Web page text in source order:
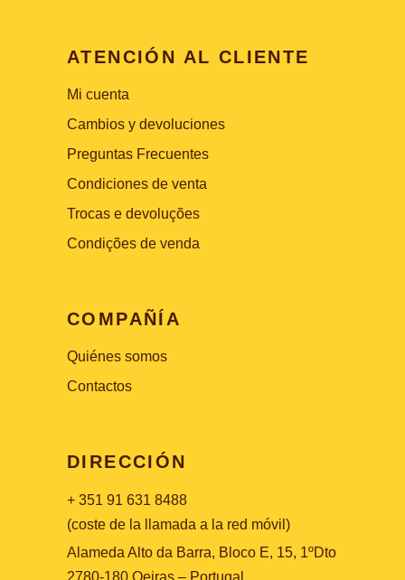
ATENCIÓN AL CLIENTE
Mi cuenta
Cambios y devoluciones
Preguntas Frecuentes
Condiciones de venta
Trocas e devoluções
Condições de venda
COMPAÑÍA
Quiénes somos
Contactos
DIRECCIÓN
+ 351 91 631 8488
(coste de la llamada a la red móvil)
Alameda Alto da Barra, Bloco E, 15, 1ºDto